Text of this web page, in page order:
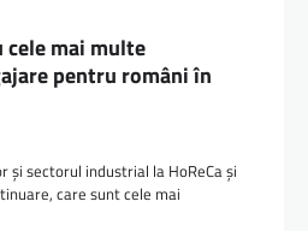
mai multe
pentru români în
și sectorul industrial la HoReCa și
care sunt cele mai